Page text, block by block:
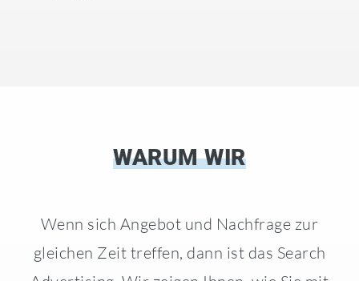
WARUM WIR
Wenn sich Angebot und Nachfrage zur
gleichen Zeit treffen, dann ist das Search